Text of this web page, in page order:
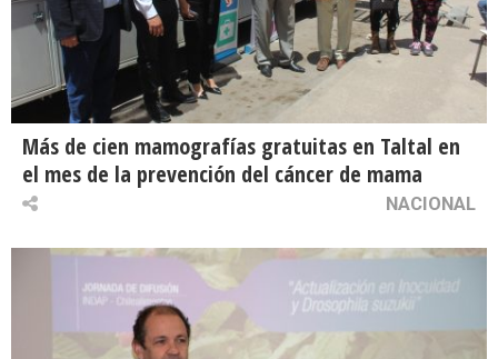
Más de cien mamografías gratuitas en Taltal en
el mes de la prevención del cáncer de mama
NACIONAL